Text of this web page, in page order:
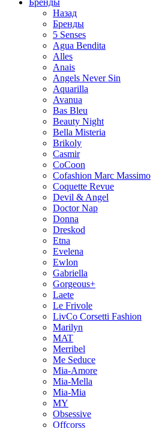
Бренды
Назад
Бренды
5 Senses
Agua Bendita
Alles
Anais
Angels Never Sin
Aquarilla
Avanua
Bas Bleu
Beauty Night
Bella Misteria
Brikoly
Casmir
CoCoon
Cofashion Marc Massimo
Coquette Revue
Devil & Angel
Doctor Nap
Donna
Dreskod
Etna
Evelena
Ewlon
Gabriella
Gorgeous+
Laete
Le Frivole
LivCo Corsetti Fashion
Marilyn
MAT
Merribel
Me Seduce
Mia-Amore
Mia-Mella
Mia-Mia
MY
Obsessive
Offcorss